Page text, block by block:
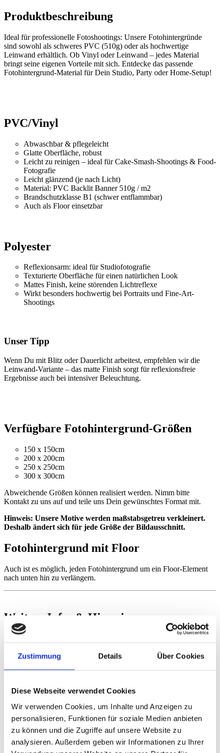
Zustimmung Details Über Cookies
Diese Webseite verwendet Cookies
Wir verwenden Cookies, um Inhalte und Anzeigen zu
personalisieren, Funktionen für soziale Medien anbieten
zu können und die Zugriffe auf unsere Website zu
analysieren. Außerdem geben wir Informationen zu Ihrer
Produktbeschreibung
Ideal für professionelle Fotoshootings: Unsere Fotohintergründe
sind sowohl als schweres PVC (510g) oder als hochwertige
Leinwand erhältlich. Ob Vinyl oder Leinwand – jedes Material
bringt seine eigenen Vorteile mit sich. Entdecke das passende
Fotohintergrund-Material für Dein Studio, Party oder Home-Setup!
PVC/Vinyl
Abwaschbar & pflegeleicht
Glatte Oberfläche, robust
Leicht zu reinigen – ideal für Cake-Smash-Shootings & Food-
Fotografie
Leicht glänzend (je nach Licht)
Material: PVC Backlit Banner 510g / m2
Brandschutzklasse B1 (schwer entflammbar)
Auch als Floor einsetzbar
Polyester
Reflexionsarm: ideal für Studiofotografie
Texturierte Oberfläche für einen natürlichen Look
Mattes Finish, keine störenden Lichtreflexe
Wirkt besonders hochwertig bei Portraits und Fine-Art-
Shootings
Unser Tipp
Wenn Du mit Blitz oder Dauerlicht arbeitest, empfehlen wir die
Leinwand-Variante – das matte Finish sorgt für reflexionsfreie
Ergebnisse auch bei intensiver Beleuchtung.
Verfügbare Fotohintergrund-Größen
150 x 150cm
200 x 200cm
250 x 250cm
300 x 300cm
Abweichende Größen können realisiert werden. Nimm bitte
Kontakt zu uns auf und teile uns Dein gewünschtes Format mit.
Hinweis: Unsere Motive werden maßstabsgetreu verkleinert.
Deshalb ändert sich für jede Größe der Bildausschnitt.
Fotohintergrund mit Floor
Auch ist es möglich, jeden Fotohintergrund um ein Floor-Element
nach unten hin zu verlängern.
Weitere Infos & Hinweise
Unsere Vinyl-Hintergründe lassen sich ganz einfach mit einem
weichen Tuch abgestaubt werden. Vermeide den Kontakt mit
Flüssigkeiten, um die Oberfläche und den Druck zu schonen.
Aufbewahrung
Für langanhaltende beste Ergebnisse bewahre Deine
Fotohintergründe stets gerollt oder plan liegend auf, um Falten und